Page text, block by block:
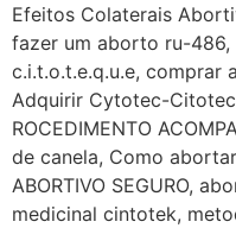
Efeitos Colaterais
fazer um aborto ru-
c.i.t.o.t.e.q.u.e,
Adquirir Cytotec-
ROCEDIMENTO
de canela, Como
ABORTIVO SEGURO,
medicinal cintotek,
22/
http://
Deve
22/